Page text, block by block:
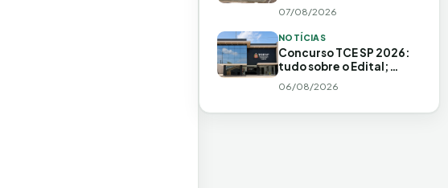
previstas
07/08/2026
NOTÍCIAS
Concurso TCE SP 2026:
tudo sobre o Edital;
Salário de R$20 MIL
06/08/2026